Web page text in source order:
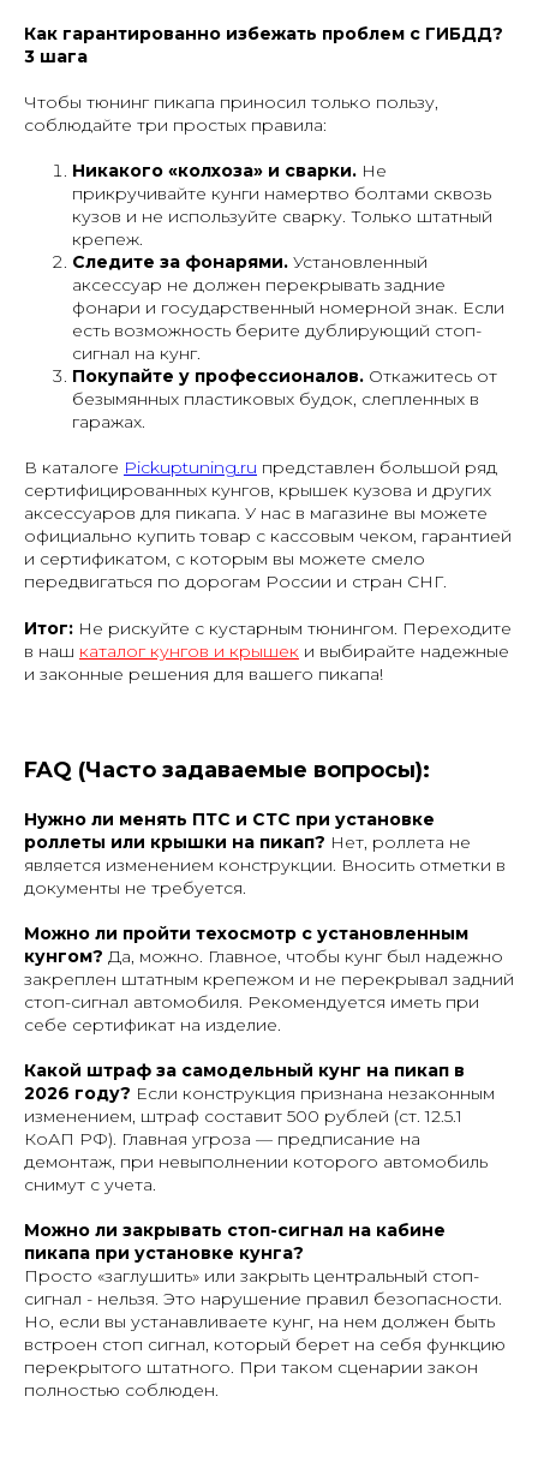
Как гарантированно избежать проблем с ГИБДД?
3 шага
Чтобы тюнинг пикапа приносил только пользу,
соблюдайте три простых правила:
Никакого «колхоза» и сварки. Не
прикручивайте кунги намертво болтами сквозь
кузов и не используйте сварку. Только штатный
крепеж.
Следите за фонарями. Установленный
аксессуар не должен перекрывать задние
фонари и государственный номерной знак. Если
есть возможность берите дублирующий стоп-
сигнал на кунг.
Покупайте у профессионалов. Откажитесь от
безымянных пластиковых будок, слепленных в
гаражах.
В каталоге Pickuptuning.ru представлен большой ряд
сертифицированных кунгов, крышек кузова и других
аксессуаров для пикапа. У нас в магазине вы можете
официально купить товар с кассовым чеком, гарантией
и сертификатом, с которым вы можете смело
передвигаться по дорогам России и стран СНГ.
Итог: Не рискуйте с кустарным тюнингом. Переходите
в наш каталог кунгов и крышек и выбирайте надежные
и законные решения для вашего пикапа!
FAQ (Часто задаваемые вопросы):
Нужно ли менять ПТС и СТС при установке
роллеты или крышки на пикап? Нет, роллета не
является изменением конструкции. Вносить отметки в
документы не требуется.
Можно ли пройти техосмотр с установленным
кунгом? Да, можно. Главное, чтобы кунг был надежно
закреплен штатным крепежом и не перекрывал задний
стоп-сигнал автомобиля. Рекомендуется иметь при
себе сертификат на изделие.
Какой штраф за самодельный кунг на пикап в
2026 году? Если конструкция признана незаконным
изменением, штраф составит 500 рублей (ст. 12.5.1
КоАП РФ). Главная угроза — предписание на
демонтаж, при невыполнении которого автомобиль
снимут с учета.
Можно ли закрывать стоп-сигнал на кабине
пикапа при установке кунга?
Просто «заглушить» или закрыть центральный стоп-
сигнал - нельзя. Это нарушение правил безопасности.
Но, если вы устанавливаете кунг, на нем должен быть
встроен стоп сигнал, который берет на себя функцию
перекрытого штатного. При таком сценарии закон
полностью соблюден.